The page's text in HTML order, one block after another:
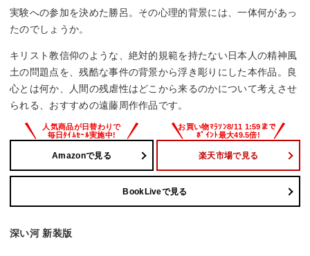
実験への参加を決めた勝呂。その心理的背景には、一体何があっ
たのでしょうか。
キリスト教信仰のような、絶対的規範を持たない日本人の精神風
土の問題点を、残酷な事件の背景から浮き彫りにした本作品。良
心とは何か、人間の残虐性はどこから来るのかについて考えさせ
られる、おすすめの遠藤周作作品です。
Amazonで見る 楽天市場で見る
BookLiveで見る
深い河 新装版